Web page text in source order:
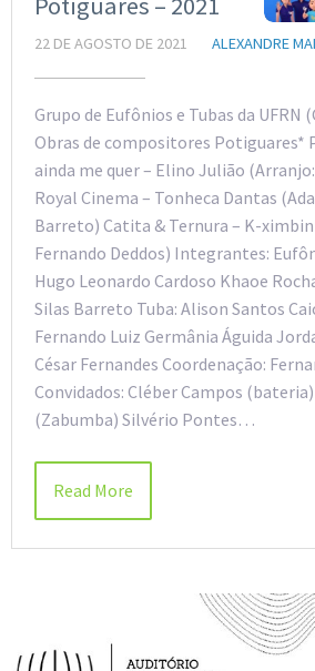
22 DE AGOSTO DE 2021 ALEXANDRE
Grupo de Eufônios e Tubas da UFRN
Obras de compositores Potiguares*
ainda me quer – Elino Julião
Royal Cinema – Tonheca Dantas
Barreto) Catita & Ternura – K-
Fernando Deddos) Integrantes:
Hugo Leonardo Cardoso Khaoe
Silas Barreto Tuba: Alison Santos
Fernando Luiz Germânia Águida
César Fernandes Coordenação:
Convidados: Cléber Campos
(Zabumba) Silvério Pontes…
Read More